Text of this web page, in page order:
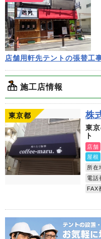
店舗用軒先テントの張替工
施工店情報
東京都 株
東
ト
店舗
屋根
所在
電話
FAX